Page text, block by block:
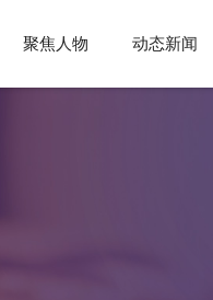
聚焦人物 动态新闻